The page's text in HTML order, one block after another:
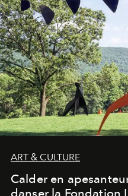
ART & CULTURE
Calder en
danser la Fondation